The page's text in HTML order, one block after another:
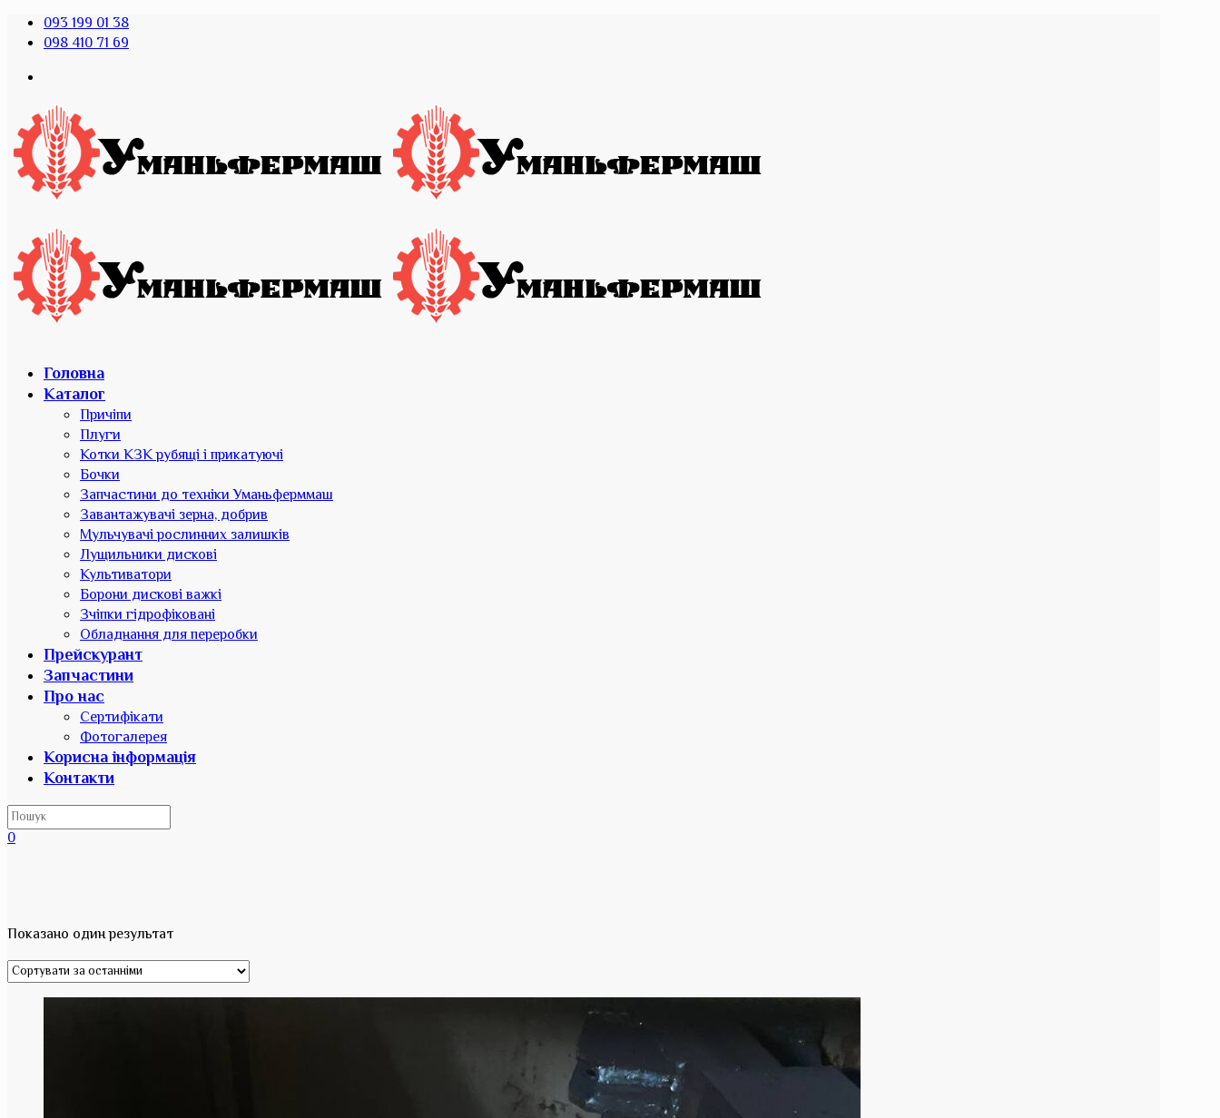
093 199 01 38
098 410 71 69
Головна
Каталог
Причіпи
Плуги
Котки КЗК рубящі і прикатуючі
Бочки
Запчастини до техніки Уманьферммаш
Завантажувачі зерна, добрив
Мульчувачі рослинних залишків
Лущильники дискові
Культиватори
Борони дискові важкі
Зчіпки гідрофіковані
Обладнання для переробки
Прейскурант
Запчастини
Про нас
Сертифікати
Фотогалерея
Корисна інформація
Контакти
0
Показано один результат